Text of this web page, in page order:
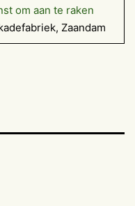
om aan te raken
Zaandam